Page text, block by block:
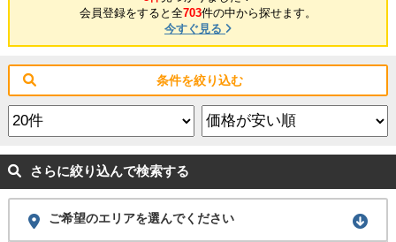
会員登録をすると全703件の中から探せます。
今すぐ見る
条件を絞り込む
さらに絞り込んで検索する
ご希望のエリアを選んでください